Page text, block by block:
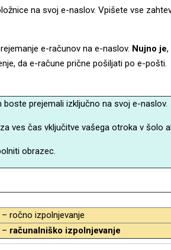
na svoj e-naslov. Vpišete vse
e-računov na e-naslov. Nujno je,
da e-račune prične pošiljati po e-pošti.
prejemali izključno na svoj e-naslov.
ves čas vključitve vašega otroka v
obrazec.
ročno izpolnjevanje
računalniško izpolnjevanje